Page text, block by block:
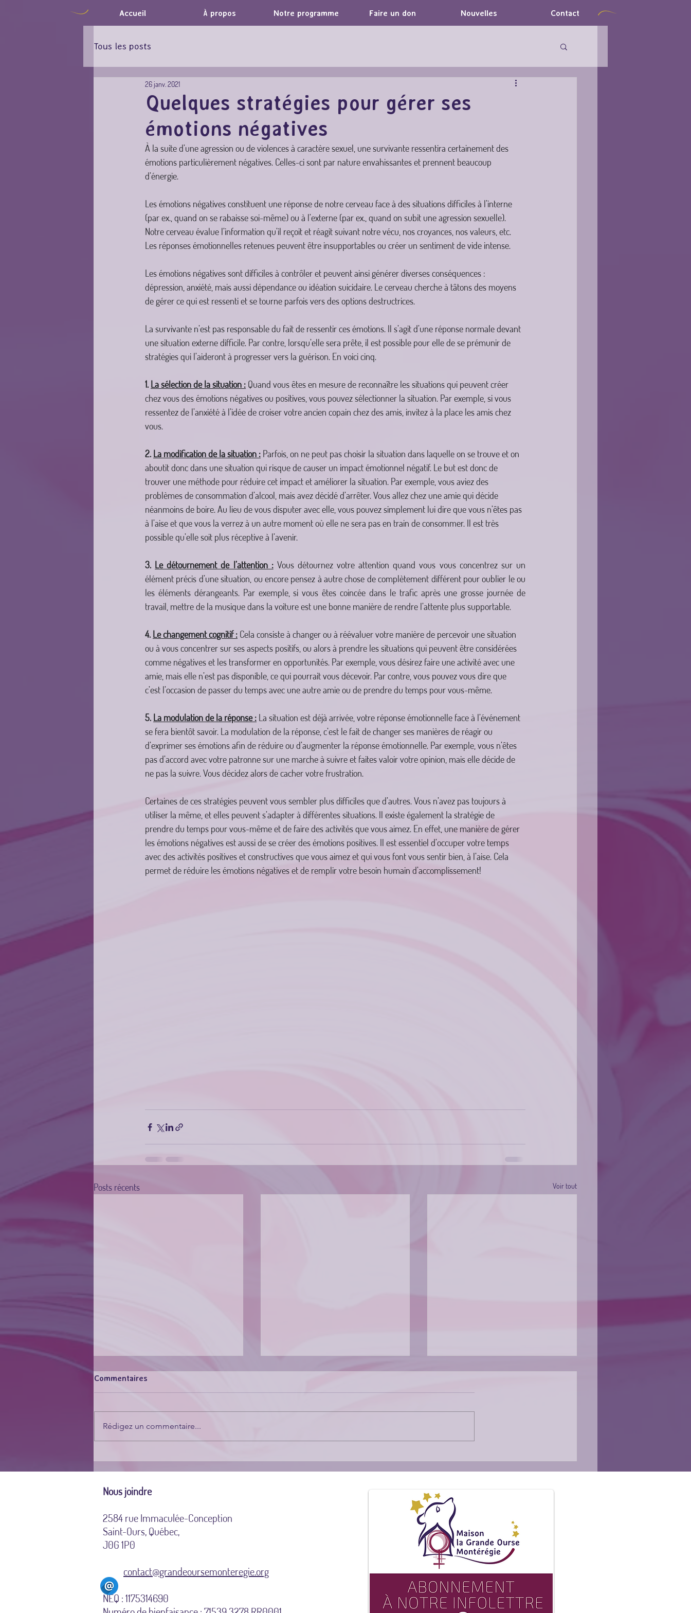
Accueil À propos Notre programme Faire un don Nouvelles Contact
Tous les posts
Quelques stratégies pour gérer ses
émotions négatives
26 janv. 2021
À la suite d’une agression ou de violences à caractère sexuel, une survivante ressentira certainement des
émotions particulièrement négatives. Celles-ci sont par nature envahissantes et prennent beaucoup
d’énergie.
Les émotions négatives constituent une réponse de notre cerveau face à des situations difficiles à l’interne
(par ex., quand on se rabaisse soi-même) ou à l’externe (par ex., quand on subit une agression sexuelle).
Notre cerveau évalue l’information qu’il reçoit et réagit suivant notre vécu, nos croyances, nos valeurs, etc.
Les réponses émotionnelles retenues peuvent être insupportables ou créer un sentiment de vide intense.
Les émotions négatives sont difficiles à contrôler et peuvent ainsi générer diverses conséquences :
dépression, anxiété, mais aussi dépendance ou idéation suicidaire. Le cerveau cherche à tâtons des moyens
de gérer ce qui est ressenti et se tourne parfois vers des options destructrices.
La survivante n’est pas responsable du fait de ressentir ces émotions. Il s’agit d’une réponse normale devant
une situation externe difficile. Par contre, lorsqu’elle sera prête, il est possible pour elle de se prémunir de
stratégies qui l’aideront à progresser vers la guérison. En voici cinq.
1. La sélection de la situation : Quand vous êtes en mesure de reconnaître les situations qui peuvent créer
chez vous des émotions négatives ou positives, vous pouvez sélectionner la situation. Par exemple, si vous
ressentez de l’anxiété à l’idée de croiser votre ancien copain chez des amis, invitez à la place les amis chez
vous.
2. La modification de la situation : Parfois, on ne peut pas choisir la situation dans laquelle on se trouve et on
aboutit donc dans une situation qui risque de causer un impact émotionnel négatif. Le but est donc de
trouver une méthode pour réduire cet impact et améliorer la situation. Par exemple, vous aviez des
problèmes de consommation d’alcool, mais avez décidé d’arrêter. Vous allez chez une amie qui décide
néanmoins de boire. Au lieu de vous disputer avec elle, vous pouvez simplement lui dire que vous n’êtes pas
à l’aise et que vous la verrez à un autre moment où elle ne sera pas en train de consommer. Il est très
possible qu’elle soit plus réceptive à l’avenir.
3. Le détournement de l’attention : Vous détournez votre attention quand vous vous concentrez sur un
élément précis d’une situation, ou encore pensez à autre chose de complètement différent pour oublier le ou
les éléments dérangeants. Par exemple, si vous êtes coincée dans le trafic après une grosse journée de
travail, mettre de la musique dans la voiture est une bonne manière de rendre l’attente plus supportable.
4. Le changement cognitif : Cela consiste à changer ou à réévaluer votre manière de percevoir une situation
ou à vous concentrer sur ses aspects positifs, ou alors à prendre les situations qui peuvent être considérées
comme négatives et les transformer en opportunités. Par exemple, vous désirez faire une activité avec une
amie, mais elle n’est pas disponible, ce qui pourrait vous décevoir. Par contre, vous pouvez vous dire que
c’est l’occasion de passer du temps avec une autre amie ou de prendre du temps pour vous-même.
5. La modulation de la réponse : La situation est déjà arrivée, votre réponse émotionnelle face à l’événement
se fera bientôt savoir. La modulation de la réponse, c’est le fait de changer ses manières de réagir ou
d’exprimer ses émotions afin de réduire ou d’augmenter la réponse émotionnelle. Par exemple, vous n’êtes
pas d’accord avec votre patronne sur une marche à suivre et faites valoir votre opinion, mais elle décide de
ne pas la suivre. Vous décidez alors de cacher votre frustration.
Certaines de ces stratégies peuvent vous sembler plus difficiles que d’autres. Vous n’avez pas toujours à
utiliser la même, et elles peuvent s’adapter à différentes situations. Il existe également la stratégie de
prendre du temps pour vous-même et de faire des activités que vous aimez. En effet, une manière de gérer
les émotions négatives est aussi de se créer des émotions positives. Il est essentiel d’occuper votre temps
avec des activités positives et constructives que vous aimez et qui vous font vous sentir bien, à l’aise. Cela
permet de réduire les émotions négatives et de remplir votre besoin humain d’accomplissement!
Posts récents Voir tout
Commentaires
Rédigez un commentaire...
Nous joindre
2584 rue Immaculée-Conception
Saint-Ours, Québec,
J0G 1P0
contact@grandeoursemonteregie.org
NEQ : 1175314690